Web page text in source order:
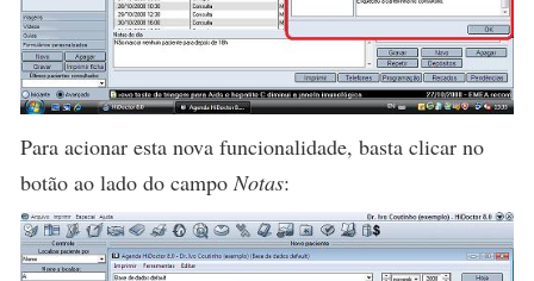
Para acionar esta nova funcionalidade, basta clicar no
botão ao lado do campo Notas: